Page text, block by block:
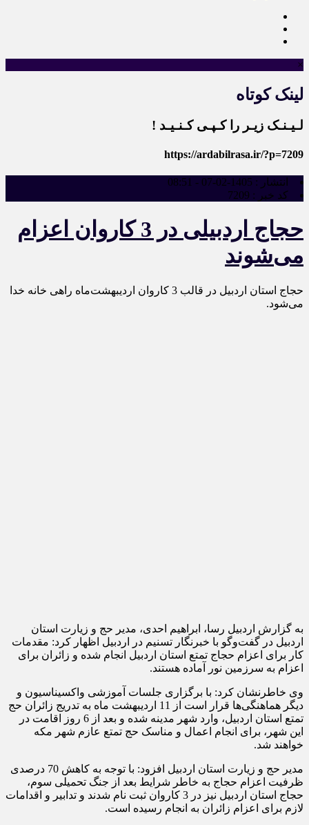
×
لینک کوتاه
لـیـنـک زیـر را کـپـی کـنـیـد !
https://ardabilrasa.ir/?p=7209
انتشار : 1405-02-07 - 08:51
کد خبر : 7209
حجاج اردبیلی در 3 کاروان اعزام
می‌شوند
حجاج استان اردبیل در قالب 3 کاروان اردیبهشت‌ماه راهی خانه خدا
می‌شود.
به گزارش اردبیل رسا، ابراهیم احدی، مدیر حج و زیارت استان
اردبیل در گفت‌وگو با خبرنگار تسنیم در اردبیل اظهار کرد: مقدمات
کار برای اعزام حجاج تمتع استان اردبیل انجام شده و زائران برای
اعزام به سرزمین نور آماده هستند.
وی خاطرنشان کرد: با برگزاری جلسات آموزشی واکسیناسیون و
دیگر هماهنگی‌ها قرار است از 11 اردیبهشت ماه به تدریج زائران حج
تمتع استان اردبیل، وارد شهر مدینه شده و بعد از 6 روز اقامت در
این شهر، برای انجام اعمال و مناسک حج تمتع عازم شهر مکه
خواهند شد.
مدیر حج و زیارت استان اردبیل افزود: با توجه به کاهش 70 درصدی
ظرفیت اعزام حجاج به خاطر شرایط بعد از جنگ تحمیلی سوم،
حجاج استان اردبیل نیز در 3 کاروان ثبت نام شدند و تدابیر و اقدامات
لازم برای اعزام زائران به انجام رسیده است.